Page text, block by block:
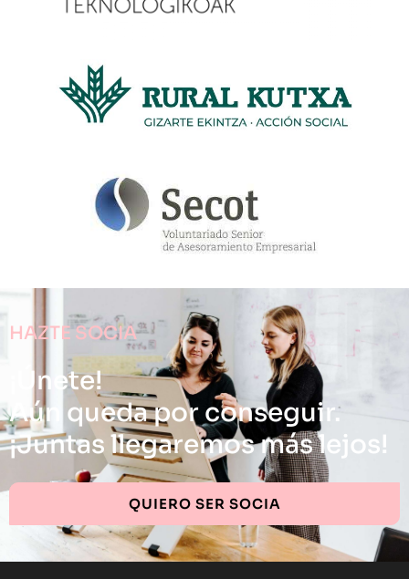
HAZTE SOCIA
¡Únete!
Aún queda por conseguir.
¡Juntas llegaremos más lejos!
QUIERO SER SOCIA